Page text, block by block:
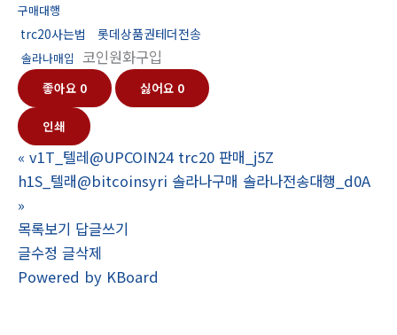
구매대행
trc20사는법 롯데상품권테더전송
솔라나매입 코인원화구입
좋아요 0 싫어요 0
인쇄
« v1T_텔레@UPCOIN24 trc20 판매_j5Z
h1S_텔래@bitcoinsyri 솔라나구매 솔라나전송대행_d0A
»
목록보기 답글쓰기
글수정 글삭제
Powered by KBoard